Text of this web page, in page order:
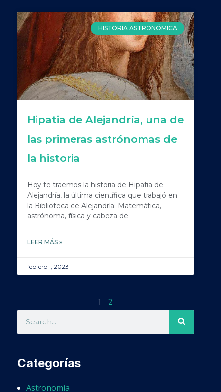
HISTORIA ASTRONÓMICA
Hipatia de Alejandría, una de
las primeras astrónomas de
la historia
Hoy te traemos la historia de Hipatia de
Alejandría, la última científica que trabajó en
la Biblioteca de Alejandría: Matemática,
astrónoma, física y cabeza de
LEER MÁS »
febrero 1, 2023
1 2
Categorías
Astronomía